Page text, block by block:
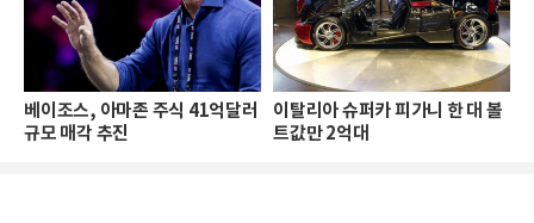
베이조스, 아마존 주식 41억달러
규모 매각 추진
이탈리아 슈퍼카 피가니 한 대 볼
트값만 2억대